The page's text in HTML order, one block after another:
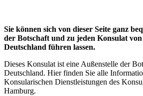
Sie können sich von dieser Seite ganz
der Botschaft und zu jeden Konsulat
Deutschland führen lassen.
Dieses Konsulat ist eine Außenstelle der
Deutschland. Hier finden Sie alle
Konsularischen Dienstleistungen des
Hamburg.